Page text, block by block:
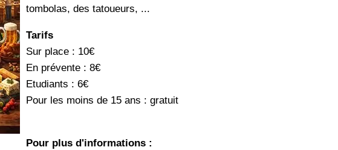
tombolas, des tatoueurs, ...
Tarifs
Sur place : 10€
En prévente : 8€
Etudiants : 6€
Pour les moins de 15 ans : gratuit
Pour plus d'informations :